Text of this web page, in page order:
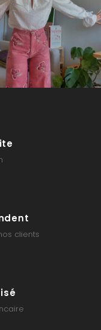
clients